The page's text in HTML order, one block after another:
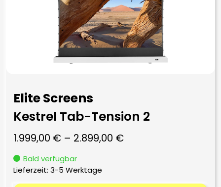
Elite Screens
Kestrel Tab-Tension 2
1.999,00 € – 2.899,00 €
Bald verfügbar
Lieferzeit: 3-5 Werktage